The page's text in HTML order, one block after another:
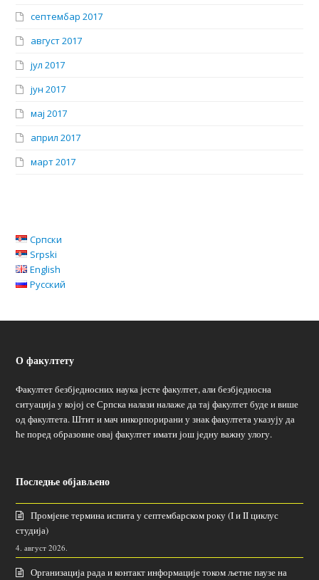
септембар 2017
август 2017
јул 2017
јун 2017
мај 2017
април 2017
март 2017
Српски
Srpski
English
Русский
О факултету
Факултет безбједносних наука јесте факултет, али безбједносна
ситуација у којој се Српска налази налаже да тај факултет буде и више
од факултета. Штит и мач инкорпорирани у знак факултета указују да
ће поред образовне овај факултет имати још једну важну улогу.
Последње објављено
Промјене термина испита у септембарском року (I и II циклус
студија)
4. август 2026.
Организација рада и контакт информације током љетне паузе на